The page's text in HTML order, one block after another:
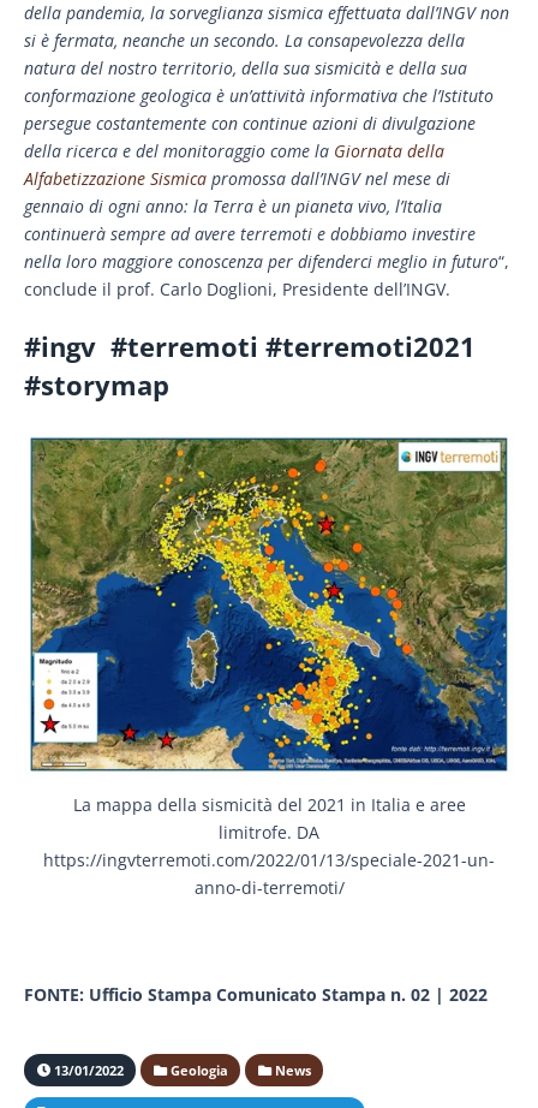
della pandemia, la sorveglianza sismica effettuata dall’INGV non
si è fermata, neanche un secondo. La consapevolezza della
natura del nostro territorio, della sua sismicità e della sua
conformazione geologica è un’attività informativa che l’Istituto
persegue costantemente con continue azioni di divulgazione
della ricerca e del monitoraggio come la Giornata della
Alfabetizzazione Sismica promossa dall’INGV nel mese di
gennaio di ogni anno: la Terra è un pianeta vivo, l’Italia
continuerà sempre ad avere terremoti e dobbiamo investire
nella loro maggiore conoscenza per difenderci meglio in futuro“,
conclude il prof. Carlo Doglioni, Presidente dell’INGV.
#ingv #terremoti #terremoti2021
#storymap
La mappa della sismicità del 2021 in Italia e aree
limitrofe. DA
https://ingvterremoti.com/2022/01/13/speciale-2021-un-
anno-di-terremoti/
FONTE: Ufficio Stampa Comunicato Stampa n. 02 | 2022
13/01/2022 Geologia News